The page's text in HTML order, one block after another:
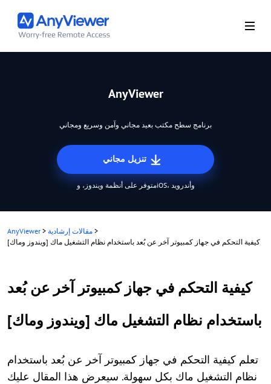
AnyViewer
برنامج سطح مكتب بعيد مجاني وآمن وسريع ومجاني
متوفر على أنظمة ويندوز، وiOS، وأندرويد
AnyViewer > مقالات إرشادية >
كيفية التحكم في جهاز كمبيوتر آخر عن بُعد باستخدام نظام التشغيل ماك [ويندوز وماك]
كيفية التحكم في جهاز كمبيوتر آخر عن بُعد
باستخدام نظام التشغيل ماك [ويندوز وماك]
تعلم كيفية التحكم في جهاز كمبيوتر آخر عن بُعد باستخدام
نظام التشغيل ماك بكل سهولة. سيعرض هذا المقال عليك